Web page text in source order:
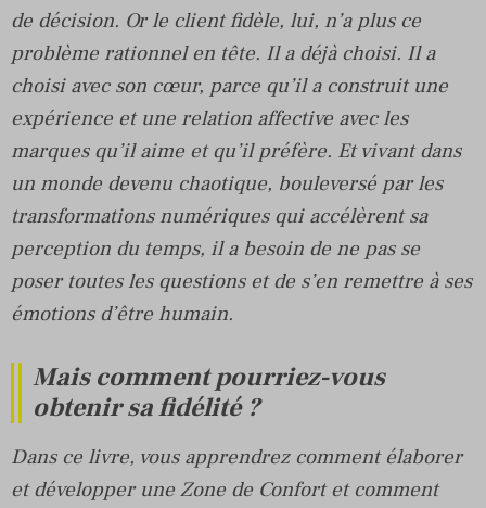
de décision. Or le client fidèle, lui, n’a plus ce
problème rationnel en tête. Il a déjà choisi. Il a
choisi avec son cœur, parce qu’il a construit une
expérience et une relation affective avec les
marques qu’il aime et qu’il préfère. Et vivant dans
un monde devenu chaotique, bouleversé par les
transformations numériques qui accélèrent sa
perception du temps, il a besoin de ne pas se
poser toutes les questions et de s’en remettre à ses
émotions d’être humain.
Mais comment pourriez-vous
obtenir sa fidélité ?
Dans ce livre, vous apprendrez comment élaborer
et développer une Zone de Confort et comment